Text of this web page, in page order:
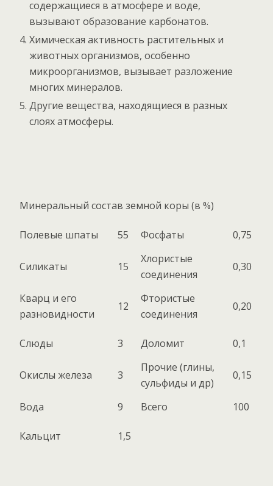
содержащиеся в атмосфере и воде,
вызывают образование карбонатов.
Химическая активность растительных и
животных организмов, особенно
микроорганизмов, вызывает разложение
многих минералов.
Другие вещества, находящиеся в разных
слоях атмосферы.
Минеральный состав земной коры (в %)
Полевые шпаты 55 Фосфаты 0,75
Силикаты 15
Хлористые
соединения
0,30
Кварц и его
разновидности
12
Фтористые
соединения
0,20
Слюды 3 Доломит 0,1
Окислы железа 3
Прочие (глины,
сульфиды и др)
0,15
Вода 9 Всего 100
Кальцит 1,5